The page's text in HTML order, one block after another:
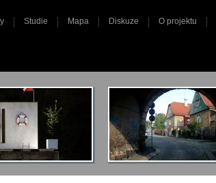
Studie Mapa Diskuze O projektu